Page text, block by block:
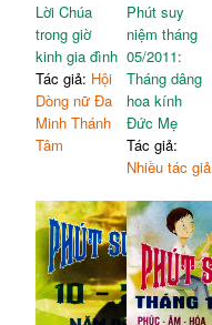
Lời Chúa
trong giờ
kinh gia đình
Tác giả: Hội
Dòng nữ Đa
Minh Thánh
Tâm
Phút suy
niệm tháng
05/2011:
Tháng dâng
hoa kính
Đức Mẹ
Tác giả:
Nhiều tác giả